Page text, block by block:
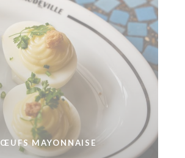
ŒUFS MAYONNAISE